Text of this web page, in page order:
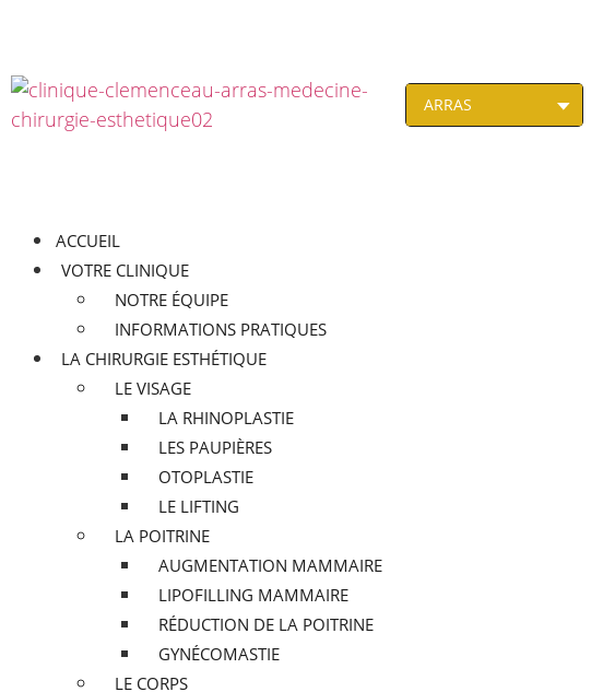
ACCUEIL
VOTRE CLINIQUE
NOTRE ÉQUIPE
INFORMATIONS PRATIQUES
LA CHIRURGIE ESTHÉTIQUE
LE VISAGE
LA RHINOPLASTIE
LES PAUPIÈRES
OTOPLASTIE
LE LIFTING
LA POITRINE
AUGMENTATION MAMMAIRE
LIPOFILLING MAMMAIRE
RÉDUCTION DE LA POITRINE
GYNÉCOMASTIE
LE CORPS